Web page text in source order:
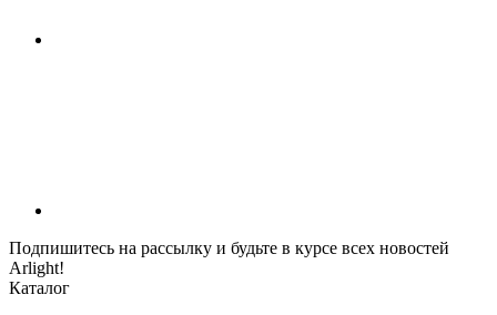
Подпишитесь на рассылку и будьте в курсе всех новостей
Arlight!
Каталог